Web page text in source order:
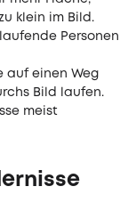
klein im Bild.
Personen
auf einen Weg
Bild laufen.
meist